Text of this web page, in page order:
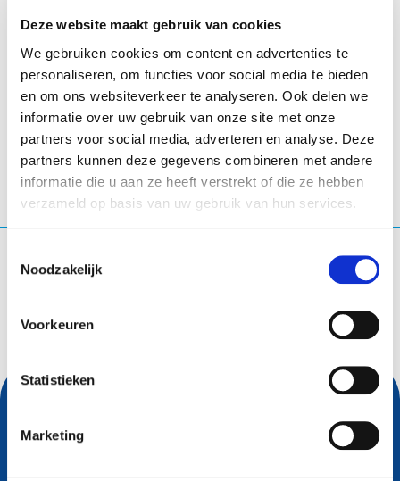
Deze website maakt gebruik van cookies
We gebruiken cookies om content en advertenties te
personaliseren, om functies voor social media te bieden
en om ons websiteverkeer te analyseren. Ook delen we
informatie over uw gebruik van onze site met onze
partners voor social media, adverteren en analyse. Deze
partners kunnen deze gegevens combineren met andere
informatie die u aan ze heeft verstrekt of die ze hebben
verzameld op basis van uw gebruik van hun services.
Noodzakelijk
Voorkeuren
Statistieken
Marketing
industry.
Lyon
Waar ben je naar op zoek?